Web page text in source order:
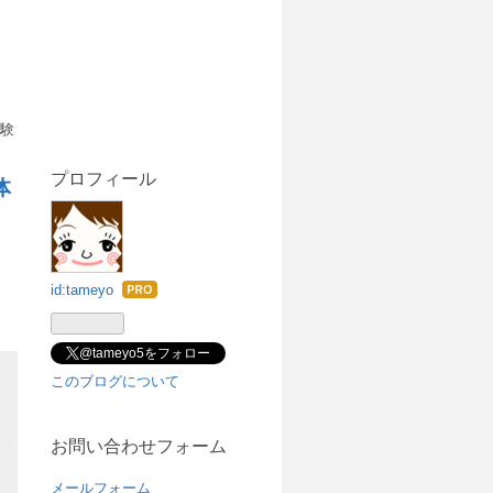
プロフィール
id:tameyo はて
ログ
Pro
@tameyo5をフォロー
このブログについて
お問い合わせフォーム
メールフォーム